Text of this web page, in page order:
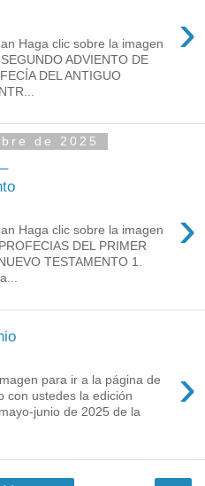
›
Haga clic sobre la imagen
ADVIENTO DE
DEL ANTIGUO
de 2025
›
Haga clic sobre la imagen
DEL PRIMER
TESTAMENTO 1.
›
para ir a la página de
con ustedes la edición
junio de 2025 de la